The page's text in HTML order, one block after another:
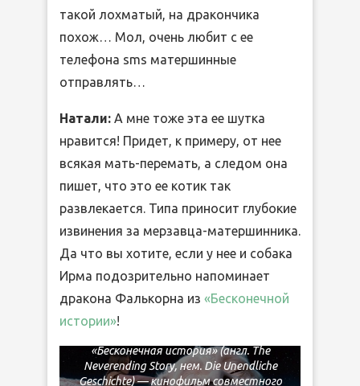
такой лохматый, на дракончика
похож… Мол, очень любит с ее
телефона sms матершинные
отправлять…
Натали: А мне тоже эта ее шутка
нравится! Придет, к примеру, от нее
всякая мать-перемать, а следом она
пишет, что это ее котик так
развлекается. Типа приносит глубокие
извинения за мерзавца-матершинника.
Да что вы хотите, если у нее и собака
Ирма подозрительно напоминает
дракона Фалькорна из «Бесконечной
истории»!
«Бесконечная история» (англ. The
Neverending Story, нем. Die Unendliche
Geschichte) — кинофильм совместного